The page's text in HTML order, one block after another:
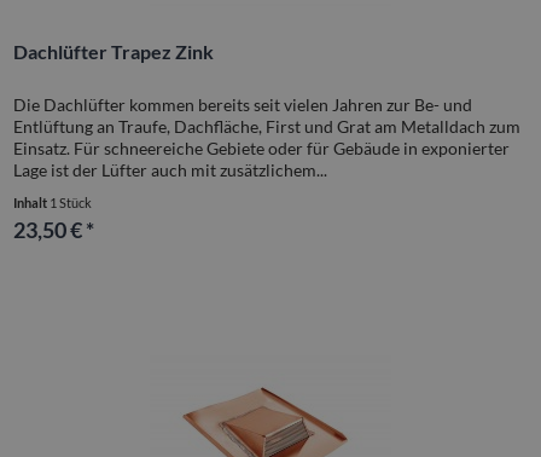
Dachlüfter Trapez Zink
Die Dachlüfter kommen bereits seit vielen Jahren zur Be- und
Entlüftung an Traufe, Dachfläche, First und Grat am Metalldach zum
Einsatz. Für schneereiche Gebiete oder für Gebäude in exponierter
Lage ist der Lüfter auch mit zusätzlichem...
Inhalt 1 Stück
23,50 € *